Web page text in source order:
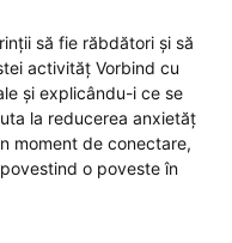
să fie răbdători și să
activităț Vorbind cu
și explicându-i ce se
la reducerea anxietăț
moment de conectare,
o poveste în